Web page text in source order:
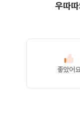
우따
좋았어요